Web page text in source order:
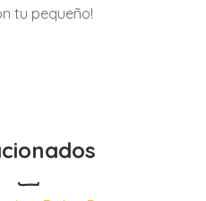
tu pequeño!
producto